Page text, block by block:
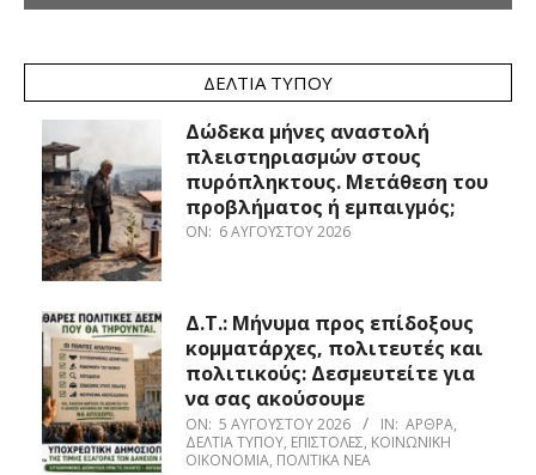
ΔΕΛΤΊΑ ΤΎΠΟΥ
Δώδεκα μήνες αναστολή
πλειστηριασμών στους
πυρόπληκτους. Μετάθεση του
προβλήματος ή εμπαιγμός;
ON: 6 ΑΥΓΟΎΣΤΟΥ 2026
Δ.Τ.: Μήνυμα προς επίδοξους
κομματάρχες, πολιτευτές και
πολιτικούς: Δεσμευτείτε για
να σας ακούσουμε
ON: 5 ΑΥΓΟΎΣΤΟΥ 2026 IN: ΆΡΘΡΑ,
ΔΕΛΤΊΑ ΤΎΠΟΥ, ΕΠΙΣΤΟΛΈΣ, ΚΟΙΝΩΝΙΚΉ
ΟΙΚΟΝΟΜΊΑ, ΠΟΛΙΤΙΚΆ ΝΈΑ